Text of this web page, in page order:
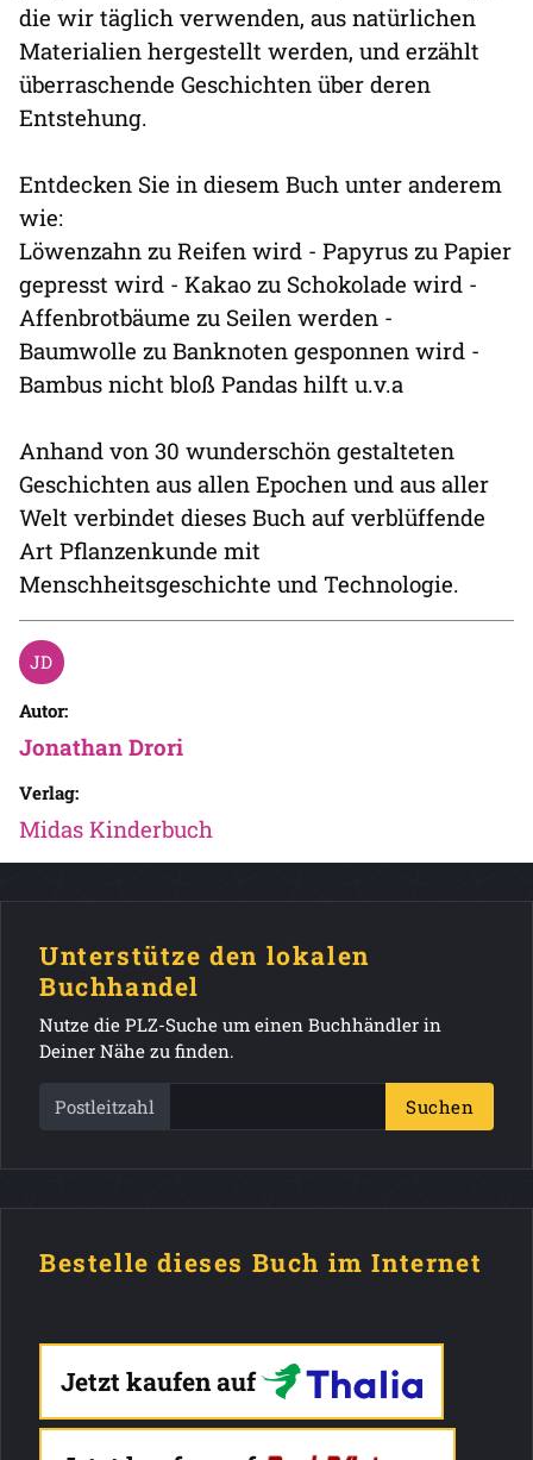
die wir täglich verwenden, aus natürlichen
Materialien hergestellt werden, und erzählt
überraschende Geschichten über deren
Entstehung.
Entdecken Sie in diesem Buch unter anderem
wie:
Löwenzahn zu Reifen wird - Papyrus zu Papier
gepresst wird - Kakao zu Schokolade wird -
Affenbrotbäume zu Seilen werden -
Baumwolle zu Banknoten gesponnen wird -
Bambus nicht bloß Pandas hilft u.v.a
Anhand von 30 wunderschön gestalteten
Geschichten aus allen Epochen und aus aller
Welt verbindet dieses Buch auf verblüffende
Art Pflanzenkunde mit
Menschheitsgeschichte und Technologie.
Autor:
Jonathan Drori
Verlag:
Midas Kinderbuch
Unterstütze den lokalen
Buchhandel
Nutze die PLZ-Suche um einen Buchhändler in
Deiner Nähe zu finden.
Postleitzahl Suchen
Bestelle dieses Buch im Internet
Jetzt kaufen auf